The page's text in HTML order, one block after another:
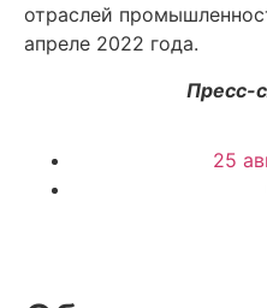
отраслей
апреле 2022 года.
Пресс-
25